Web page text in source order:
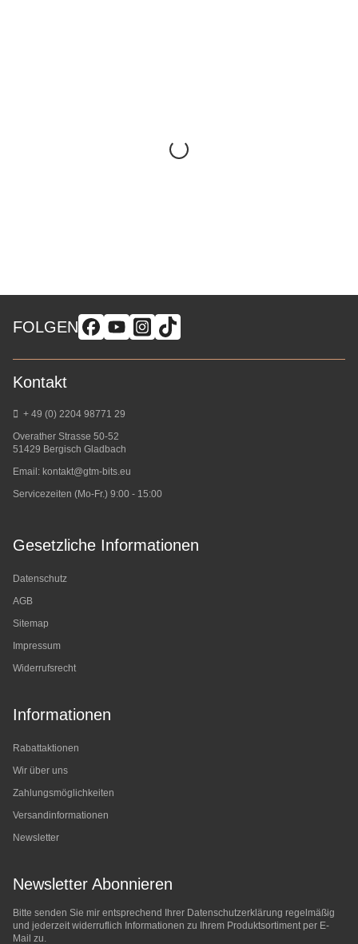
FOLGEN
Kontakt
+ 49 (0) 2204 98771 29
Overather Strasse 50-52
51429 Bergisch Gladbach
Email: kontakt@gtm-bits.eu
Servicezeiten (Mo-Fr.) 9:00 - 15:00
Gesetzliche Informationen
Datenschutz
AGB
Sitemap
Impressum
Widerrufsrecht
Informationen
Rabattaktionen
Wir über uns
Zahlungsmöglichkeiten
Versandinformationen
Newsletter
Newsletter Abonnieren
Bitte senden Sie mir entsprechend Ihrer Datenschutzerklärung regelmäßig
und jederzeit widerruflich Informationen zu Ihrem Produktsortiment per E-
Mail zu.